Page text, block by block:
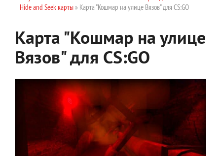
Hide and Seek карты» Карта "Кошмар на улице Вязов" для CS:GO
Карта "Кошмар на улице
Вязов" для CS:GO